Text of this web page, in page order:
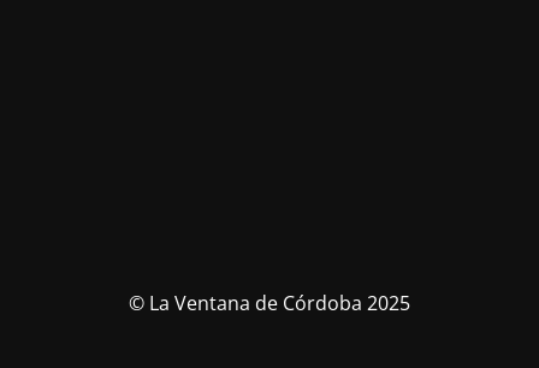
© La Ventana de Córdoba 2025